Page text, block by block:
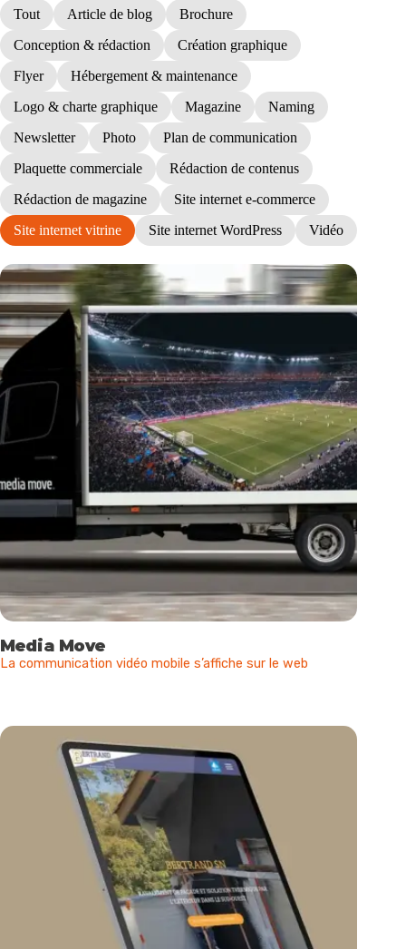
Tout Article de blog
Brochure
Conception & rédaction
Création graphique
Flyer
Hébergement & maintenance
Logo & charte graphique
Magazine
Naming
Newsletter
Photo
Plan de communication
Plaquette commerciale
Rédaction de contenus
Rédaction de magazine
Site internet e-commerce
Site internet vitrine
Site internet WordPress Vidéo
Media Move
La communication vidéo mobile s’affiche sur le web